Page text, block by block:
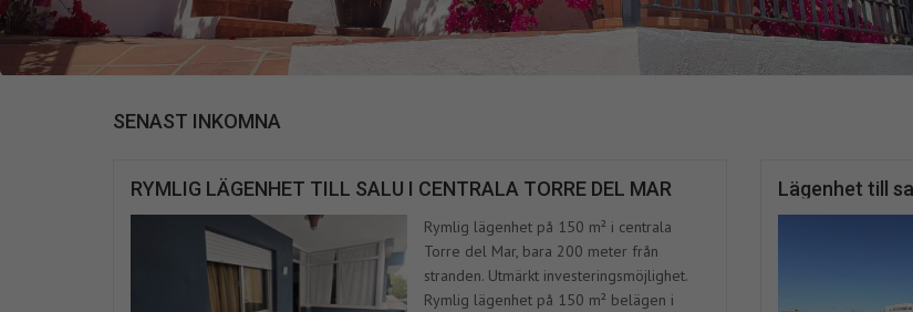
SENAST INKOMNA
RYMLIG LÄGENHET TILL SALU I CENTRALA TORRE DEL MAR
Rymlig lägenhet på 150 m² i centrala
Torre del Mar, bara 200 meter från
stranden. Utmärkt investeringsmöjlighet.
Rymlig lägenhet på 150 m² belägen i
Lägenhet till